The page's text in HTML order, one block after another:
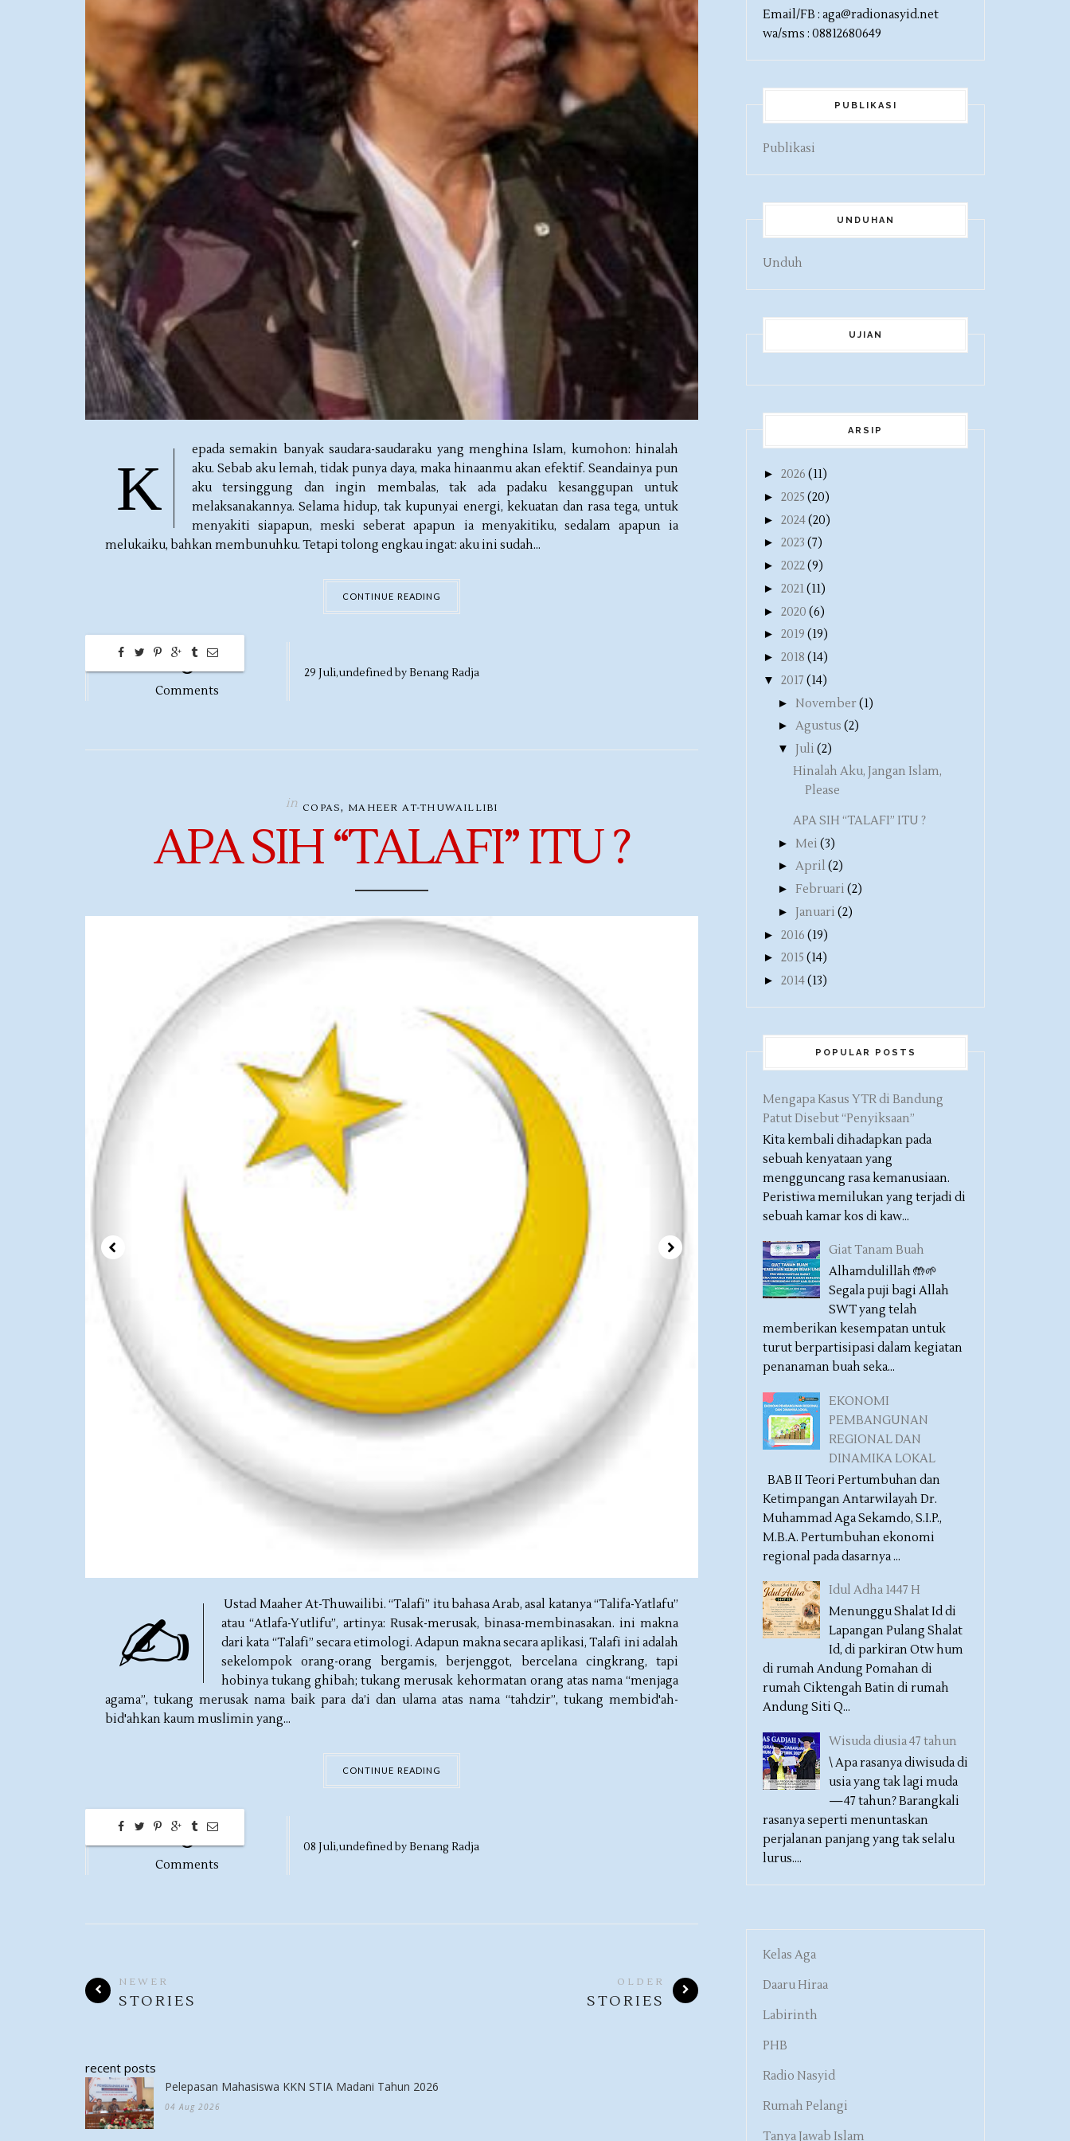
K
epada semakin banyak saudara-saudaraku yang menghina Islam, kumohon: hinalah
aku. Sebab aku lemah, tidak punya daya, maka hinaanmu akan efektif. Seandainya pun
aku tersinggung dan ingin membalas, tak ada padaku kesanggupan untuk
melaksanakannya. Selama hidup, tak kupunyai energi, kekuatan dan rasa tega, untuk
menyakiti siapapun, meski seberat apapun ia menyakitiku, sedalam apapun ia
melukaiku, bahkan membunuhku. Tetapi tolong engkau ingat: aku ini sudah...
CONTINUE READING
0
Comments
29 Juli,undefined byBenang Radja
in COPAS, MAHEER AT-THUWAILLIBI
APA SIH “TALAFI” ITU ?
✍
Ustad Maaher At-Thuwailibi. “Talafi” itu bahasa Arab, asal katanya “Talifa-Yatlafu”
atau “Atlafa-Yutlifu”, artinya: Rusak-merusak, binasa-membinasakan. ini makna
dari kata “Talafi” secara etimologi. Adapun makna secara aplikasi, Talafi ini adalah
sekelompok orang-orang bergamis, berjenggot, bercelana cingkrang, tapi
hobinya tukang ghibah; tukang merusak kehormatan orang atas nama “menjaga
agama”, tukang merusak nama baik para da’i dan ulama atas nama “tahdzir”, tukang membid'ah-
bid'ahkan kaum muslimin yang...
CONTINUE READING
0
Comments
08Juli,undefined byBenang Radja
NEWER
STORIES
OLDER
STORIES
recent posts
Pelepasan Mahasiswa KKN STIA Madani Tahun 2026
04 Aug 2026
Email/FB : aga@radionasyid.net
wa/sms : 08812680649
PUBLIKASI
Publikasi
UNDUHAN
Unduh
UJIAN
ARSIP
► 2026 (11)
► 2025 (20)
► 2024(20)
► 2023 (7)
► 2022(9)
► 2021(11)
► 2020 (6)
► 2019 (19)
► 2018 (14)
▼ 2017 (14)
► November(1)
► Agustus (2)
▼ Juli (2)
Hinalah Aku, Jangan Islam,
Please
APA SIH “TALAFI” ITU ?
► Mei (3)
► April (2)
► Februari (2)
► Januari (2)
► 2016 (19)
► 2015 (14)
► 2014(13)
POPULAR POSTS
Mengapa Kasus YTR di Bandung
Patut Disebut “Penyiksaan”
Kita kembali dihadapkan pada
sebuah kenyataan yang
mengguncang rasa kemanusiaan.
Peristiwa memilukan yang terjadi di
sebuah kamar kos di kaw...
Giat Tanam Buah
Alhamdulillāh 🤲🌱
Segala puji bagi Allah
SWT yang telah
memberikan kesempatan untuk
turut berpartisipasi dalam kegiatan
penanaman buah seka...
EKONOMI
PEMBANGUNAN
REGIONAL DAN
DINAMIKA LOKAL
BAB II Teori Pertumbuhan dan
Ketimpangan Antarwilayah Dr.
Muhammad Aga Sekamdo, S.I.P.,
M.B.A. Pertumbuhan ekonomi
regional pada dasarnya ...
Idul Adha 1447 H
Menunggu Shalat Id di
Lapangan Pulang Shalat
Id, di parkiran Otw hum
di rumah Andung Pomahan di
rumah Ciktengah Batin di rumah
Andung Siti Q...
Wisuda diusia 47 tahun
\ Apa rasanya diwisuda di
usia yang tak lagi muda
—47 tahun? Barangkali
rasanya seperti menuntaskan
perjalanan panjang yang tak selalu
lurus....
Kelas Aga
Daaru Hiraa
Labirinth
PHB
Radio Nasyid
Rumah Pelangi
Tanya Jawab Islam